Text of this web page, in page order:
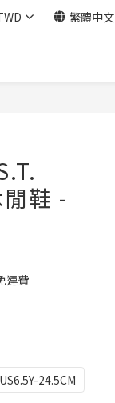
繁體中文
鞋 -
運費
US6.5Y-24.5CM